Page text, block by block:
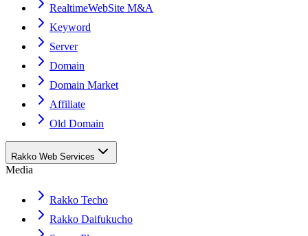
RealtimeWebSite M&A
Keyword
Server
Domain
Domain Market
Affiliate
Old Domain
Rakko Web Services
Media
Rakko Techo
Rakko Daifukucho